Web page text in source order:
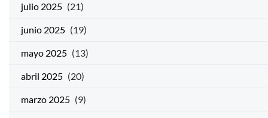
julio 2025 (21)
junio 2025 (19)
mayo 2025 (13)
abril 2025 (20)
marzo 2025 (9)